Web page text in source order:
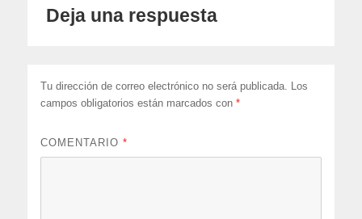
Deja una respuesta
Tu dirección de correo electrónico no será publicada. Los
campos obligatorios están marcados con*
COMENTARIO*